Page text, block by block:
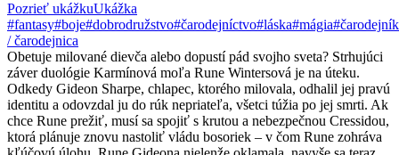
Pozrieť ukážkuUkážka
#fantasy#boje#dobrodružstvo#čarodejníctvo#láska#mágia#čarodejník
/ čarodejnica
Obetuje milované dievča alebo dopustí pád svojho sveta? Strhujúci
záver duológie Karmínová moľa Rune Wintersová je na úteku.
Odkedy Gideon Sharpe, chlapec, ktorého milovala, odhalil jej pravú
identitu a odovzdal ju do rúk nepriateľa, všetci túžia po jej smrti. Ak
chce Rune prežiť, musí sa spojiť s krutou a nebezpečnou Cressidou,
ktorá plánuje znovu nastoliť vládu bosoriek – v čom Rune zohráva